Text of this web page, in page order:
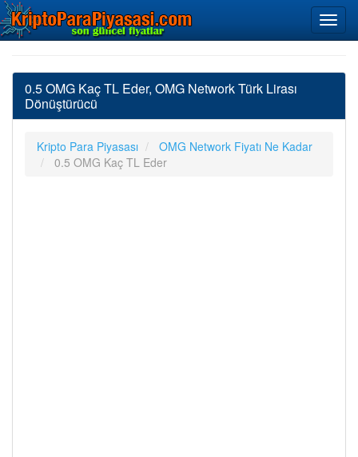
0.5 OMG Kaç TL Eder, OMG Network Türk Lirası
Dönüştürücü
Kripto Para Piyasası
OMG Network Fiyatı Ne Kadar
0.5 OMG Kaç TL Eder